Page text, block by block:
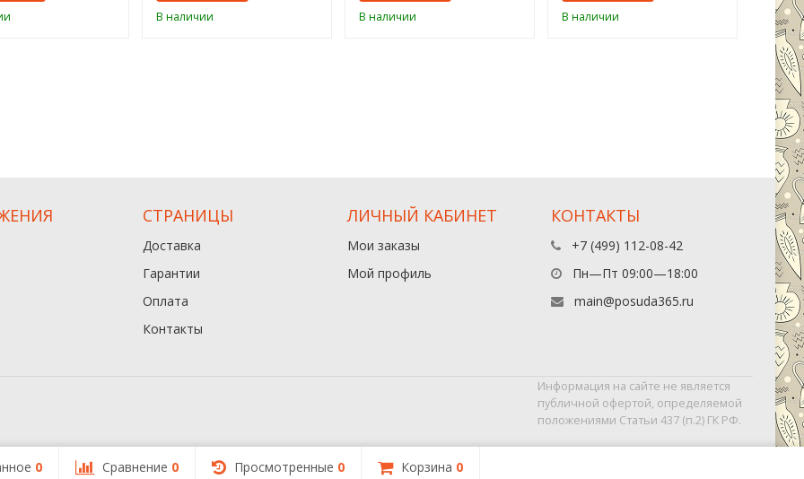
В наличии В наличии В наличии В
СТРАНИЦЫ
Доставка
Гарантии
Оплата
Контакты
ЛИЧНЫЙ КАБИНЕТ
Мои заказы
Мой профиль
КОНТАКТЫ
+7 (499) 112-08-42
Пн—Пт 09:00—18:00
main@posuda365.ru
Информация на сайте не является
публичной офертой, определяемой
положениями Статьи 437 (п.2) ГК РФ.
0 Сравнение 0 Просмотренные 0 Корзина 0